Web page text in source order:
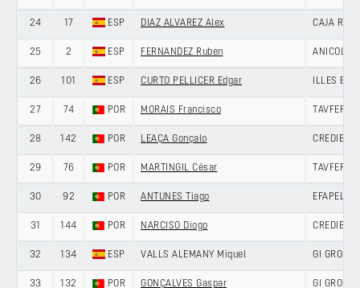
24 17 ESP DIAZ ALVAREZ Alex CAJA
25 2 ESP FERNANDEZ Ruben
26 101 ESP CURTO PELLICER Edgar ILLES
27 74 POR MORAIS Francisco TAVFER-
28 142 POR LEAÇA Gonçalo
29 76 POR MARTINGIL César TAVFER-
30 92 POR ANTUNES Tiago EFAPEL
31 144 POR NARCISO Diogo
32 134 ESP VALLS ALEMANY Miquel GI GROUP
33 132 POR GONÇALVES Gaspar GI GROUP